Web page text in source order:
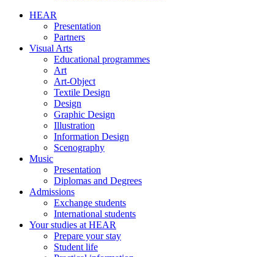
HEAR
Presentation
Partners
Visual Arts
Educational programmes
Art
Art-Object
Textile Design
Design
Graphic Design
Illustration
Information Design
Scenography
Music
Presentation
Diplomas and Degrees
Admissions
Exchange students
International students
Your studies at HEAR
Prepare your stay
Student life